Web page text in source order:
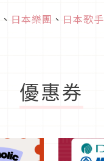
、 日本樂團 、 日本歌手
優惠券